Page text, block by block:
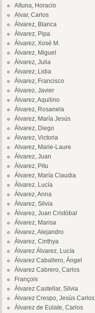
Altuna, Horacio
Alvar, Carlos
Álvarez, Blanca
Álvarez, Pipa
Álvarez, Xosé M.
Álvarez, Miguel
Álvarez, Julia
Álvarez, Lidia
Álvarez, Francisco
Álvarez, Javier
Álvarez, Aquilino
Álvarez, Rosanela
Álvarez, María Jesús
Álvarez, Diego
Álvarez, Victoria
Alvarez, Marie-Laure
Álvarez, Juan
Álvarez, Pitu
Álvarez, María Claudia
Álvarez, Lucía
Álvarez, Anna
Álvarez, Silvia
Álvarez, Juan Cristóbal
Álvarez, Marisa
Álvarez, Alejandro
Álvarez, Cinthya
Álvarez Álvarez, Lucía
Álvarez Caballero, Ángel
Álvarez Cabrero, Carlos
François
Álvarez Castellar, Silvia
Álvarez Crespo, Jesús Carlos
Álvarez de Eulate, Carlos